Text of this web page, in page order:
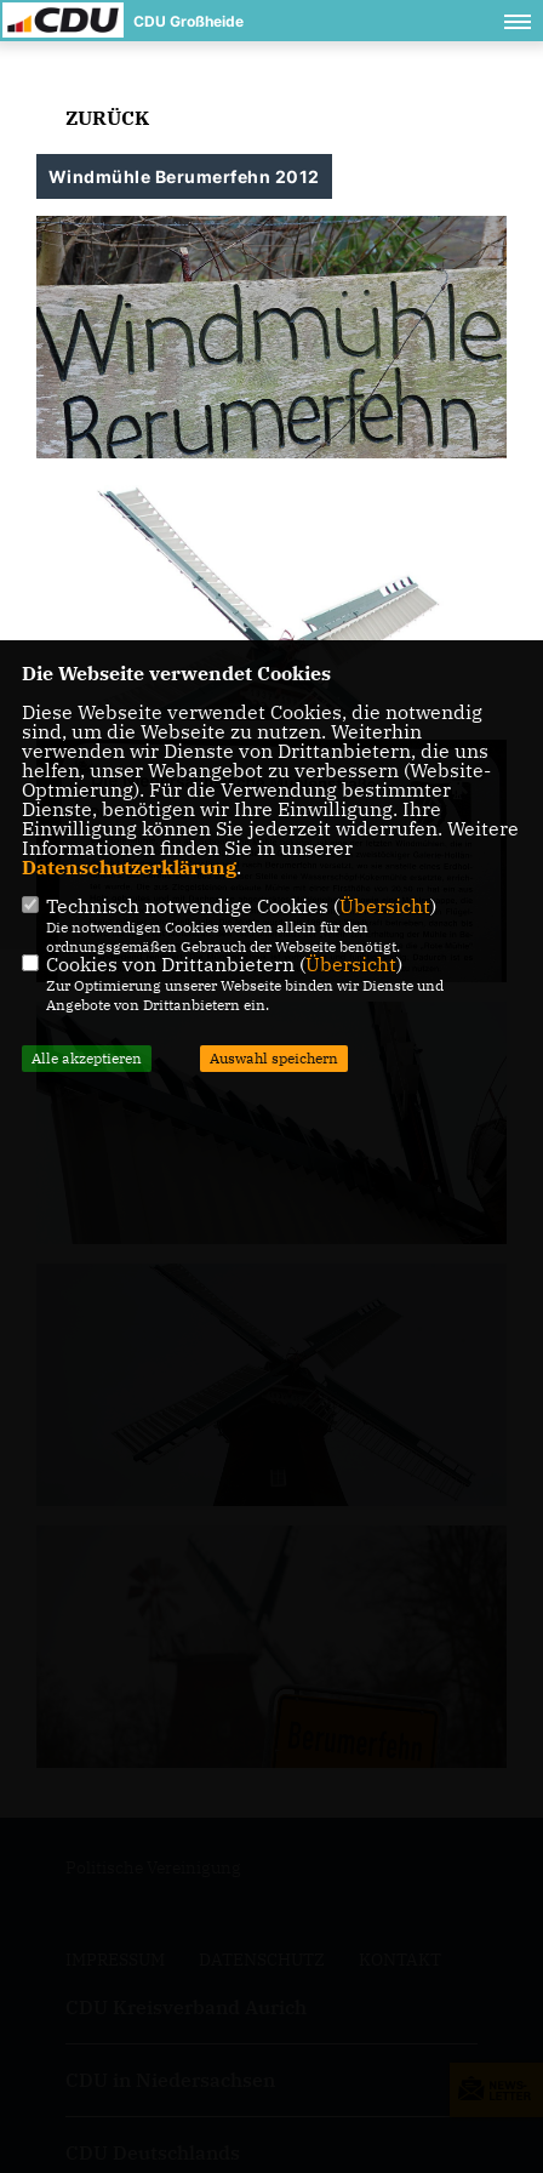
CDU Großheide
ZURÜCK
Windmühle Berumerfehn 2012
Die Webseite verwendet Cookies
Diese Webseite verwendet Cookies, die notwendig
sind, um die Webseite zu nutzen. Weiterhin
verwenden wir Dienste von Drittanbietern, die uns
helfen, unser Webangebot zu verbessern (Website-
Optmierung). Für die Verwendung bestimmter
Dienste, benötigen wir Ihre Einwilligung. Ihre
Einwilligung können Sie jederzeit widerrufen. Weitere
Informationen finden Sie in unserer
Datenschutzerklärung.
Technisch notwendige Cookies (Übersicht)
Die notwendigen Cookies werden allein für den
ordnungsgemäßen Gebrauch der Webseite benötigt.
Cookies von Drittanbietern (Übersicht)
Zur Optimierung unserer Webseite binden wir Dienste und
Angebote von Drittanbietern ein.
Alle akzeptieren Auswahl speichern